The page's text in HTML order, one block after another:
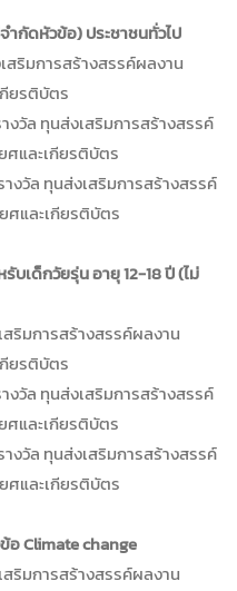
ำกัดหัวข้อ) ประชาชนทั่วไป
สริมการสร้างสรรค์ผลงาน
ยรติบัตร
งวัล ทุนส่งเสริมการสร้างสรรค์
และเกียรติบัตร
งวัล ทุนส่งเสริมการสร้างสรรค์
ศและเกียรติบัตร
บเด็กวัยรุ่น อายุ 12-18 ปี (ไม่
สริมการสร้างสรรค์ผลงาน
ยรติบัตร
งวัล ทุนส่งเสริมการสร้างสรรค์
และเกียรติบัตร
งวัล ทุนส่งเสริมการสร้างสรรค์
ศและเกียรติบัตร
อ Climate change
สริมการสร้างสรรค์ผลงาน